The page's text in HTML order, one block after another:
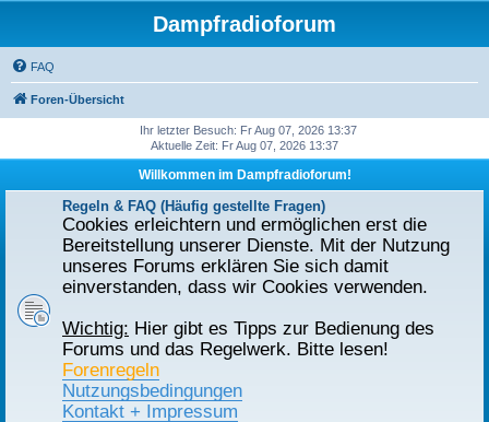
Dampfradioforum
FAQ
Foren-Übersicht
Ihr letzter Besuch: Fr Aug 07, 2026 13:37
Aktuelle Zeit: Fr Aug 07, 2026 13:37
Willkommen im Dampfradioforum!
Regeln & FAQ (Häufig gestellte Fragen)
Cookies erleichtern und ermöglichen erst die
Bereitstellung unserer Dienste. Mit der Nutzung
unseres Forums erklären Sie sich damit
einverstanden, dass wir Cookies verwenden.
Wichtig: Hier gibt es Tipps zur Bedienung des
Forums und das Regelwerk. Bitte lesen!
Forenregeln
Nutzungsbedingungen
Kontakt + Impressum